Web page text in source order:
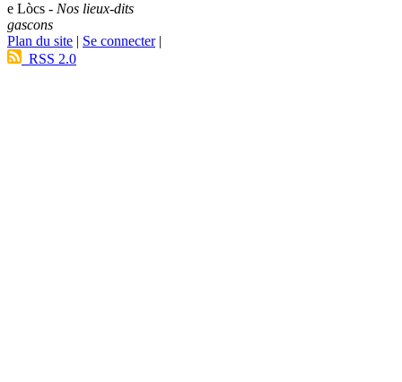
e Lòcs - Nos lieux-dits
gascons
Plan du site | Se connecter|
RSS 2.0